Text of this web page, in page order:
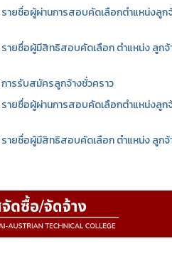
รายชื่อผู้ผ่านการสอบคัดเลือกตำแหน่งลูก
รายชื่อผู้มีสิทธิสอบคัดเลือก ตำแหน่ง ลูกจ้
การรับสมัครลูกจ้างชั่วคราว
รายชื่อผู้ผ่านการสอบคัดเลือกตำแหน่งลูก
รายชื่อผู้มีสิทธิสอบคัดเลือก ตำแหน่ง ลูกจ้